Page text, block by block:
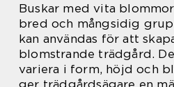
Buskar med vita
bred och mångsidig
kan användas för att
blomstrande trädgård.
variera i form, höjd och
ger trädgårdsägare en